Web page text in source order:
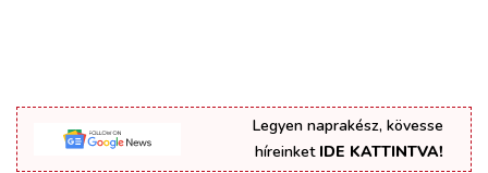
Legyen naprakész, kövesse
híreinket IDE KATTINTVA!